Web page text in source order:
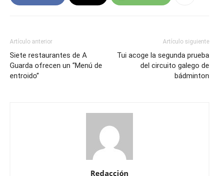
Artículo anterior
Siete restaurantes de A
Guarda ofrecen un “Menú de
entroido”
Artículo siguiente
Tui acoge la segunda prueba
del circuito galego de
bádminton
Redacción